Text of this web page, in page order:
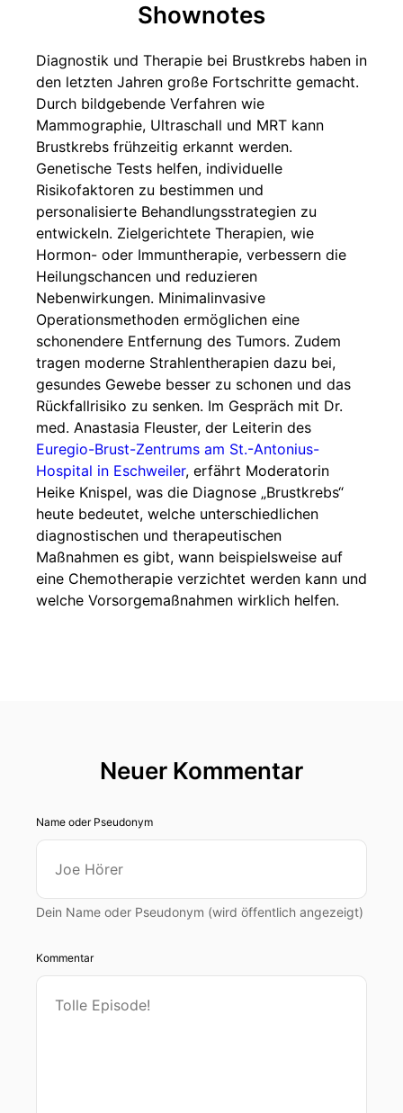
Shownotes
Diagnostik und Therapie bei Brustkrebs haben in
den letzten Jahren große Fortschritte gemacht.
Durch bildgebende Verfahren wie
Mammographie, Ultraschall und MRT kann
Brustkrebs frühzeitig erkannt werden.
Genetische Tests helfen, individuelle
Risikofaktoren zu bestimmen und
personalisierte Behandlungsstrategien zu
entwickeln. Zielgerichtete Therapien, wie
Hormon- oder Immuntherapie, verbessern die
Heilungschancen und reduzieren
Nebenwirkungen. Minimalinvasive
Operationsmethoden ermöglichen eine
schonendere Entfernung des Tumors. Zudem
tragen moderne Strahlentherapien dazu bei,
gesundes Gewebe besser zu schonen und das
Rückfallrisiko zu senken. Im Gespräch mit Dr.
med. Anastasia Fleuster, der Leiterin des
Euregio-Brust-Zentrums am St.-Antonius-
Hospital in Eschweiler, erfährt Moderatorin
Heike Knispel, was die Diagnose „Brustkrebs“
heute bedeutet, welche unterschiedlichen
diagnostischen und therapeutischen
Maßnahmen es gibt, wann beispielsweise auf
eine Chemotherapie verzichtet werden kann und
welche Vorsorgemaßnahmen wirklich helfen.
Neuer Kommentar
Name oder Pseudonym
Dein Name oder Pseudonym (wird öffentlich angezeigt)
Kommentar